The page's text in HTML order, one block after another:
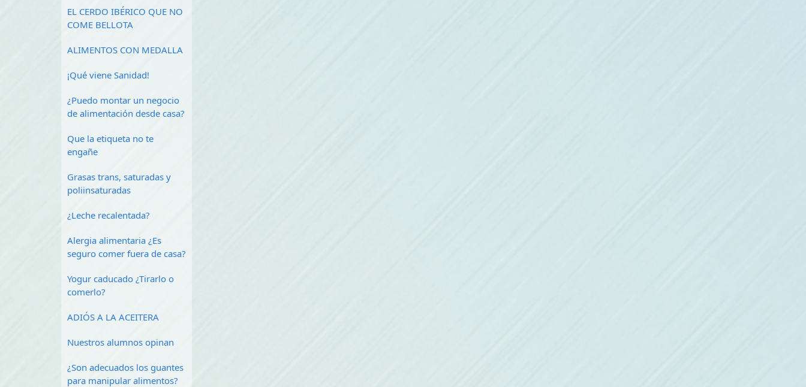
EL CERDO IBÉRICO QUE NO
COME BELLOTA
ALIMENTOS CON MEDALLA
¡Qué viene Sanidad!
¿Puedo montar un negocio
de alimentación desde casa?
Que la etiqueta no te
engañe
Grasas trans, saturadas y
poliinsaturadas
¿Leche recalentada?
Alergia alimentaria ¿Es
seguro comer fuera de casa?
Yogur caducado ¿Tirarlo o
comerlo?
ADIÓS A LA ACEITERA
Nuestros alumnos opinan
¿Son adecuados los guantes
para manipular alimentos?